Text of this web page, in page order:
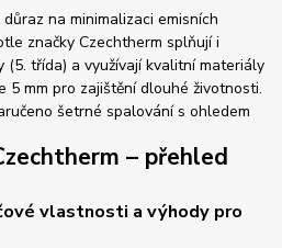
na minimalizaci emisních
značky Czechtherm splňují i
(5. třída) a využívají kvalitní materiály
mm pro zajištění dlouhé životnosti.
šetrné spalování s ohledem
– přehled
vlastnosti a výhody pro